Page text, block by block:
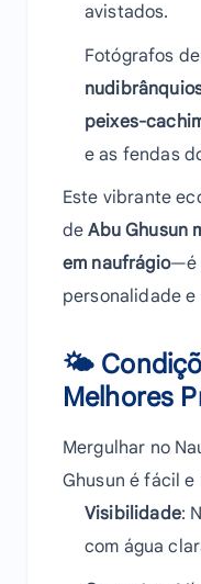
avistados.
Fotógrafos
peixes-
e as fendas
Este vibrante
deAbu Ghusun
em naufrágio—é
personalidade e
🌤
Melhores
Mergulhar no
Ghusun é fácil
Visibilidade:
com água